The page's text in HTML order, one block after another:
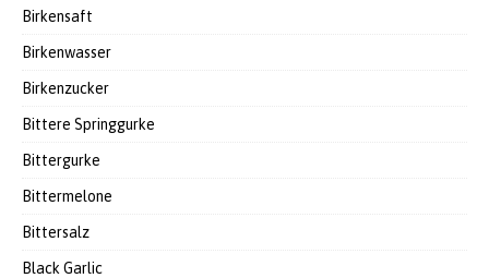
Birkensaft
Birkenwasser
Birkenzucker
Bittere Springgurke
Bittergurke
Bittermelone
Bittersalz
Black Garlic